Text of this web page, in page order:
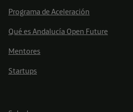
Programa de Aceleración
Qué es Andalucía Open Future
Mentores
Startups